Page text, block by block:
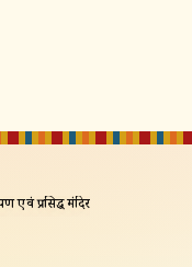
प्रसिद्ध मंदिर